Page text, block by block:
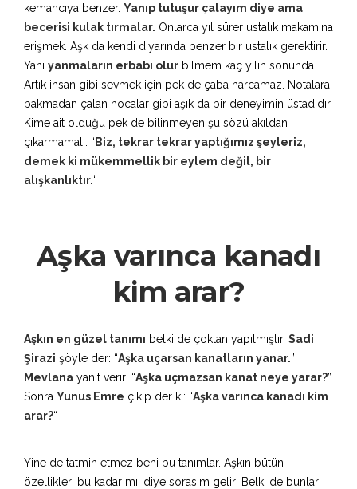
kemancıya benzer. Yanıp tutuşur çalayım diye ama
becerisi kulak tırmalar. Onlarca yıl sürer ustalık makamına
erişmek. Aşk da kendi diyarında benzer bir ustalık gerektirir.
Yani yanmaların erbabı olur bilmem kaç yılın sonunda.
Artık insan gibi sevmek için pek de çaba harcamaz. Notalara
bakmadan çalan hocalar gibi aşık da bir deneyimin üstadıdır.
Kime ait olduğu pek de bilinmeyen şu sözü akıldan
çıkarmamalı: “ Biz, tekrar tekrar yaptığımız şeyleriz,
demek ki mükemmellik bir eylem değil, bir
alışkanlıktır.“
Aşka varınca kanadı
kim arar?
Aşkın en güzel tanımı belki de çoktan yapılmıştır. Sadi
Şirazi şöyle der: “Aşka uçarsan kanatların yanar.”
Mevlana yanıt verir: “Aşka uçmazsan kanat neye yarar?”
Sonra Yunus Emre çıkıp der ki: “Aşka varınca kanadı kim
arar?“
Yine de tatmin etmez beni bu tanımlar. Aşkın bütün
özellikleri bu kadar mı, diye sorasım gelir! Belki de bunlar